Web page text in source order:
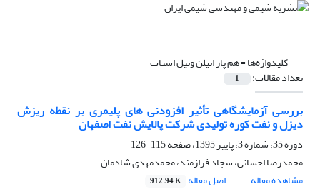
کلیدواژه‌ها =هم پار اتیلن ونیل استات
تعداد مقالات: 1
بررسی آزمایشگاهی تأثیر افزودنی های پلیمری بر نقطه ریزش
دیزل و نفت کوره تولیدی شرکت پالایش نفت اصفهان
دوره 35، شماره 3، پاییز 1395، صفحه
115-126
محمدرضا احسانی، سجاد فرازمند، محمدمهدی شادمان
مشاهده مقاله
اصل مقاله 912.94 K